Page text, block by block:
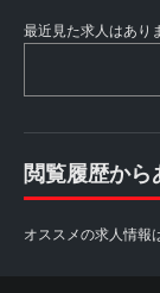
最近見た求人はあり
閲覧履歴から
オススメの求人情報